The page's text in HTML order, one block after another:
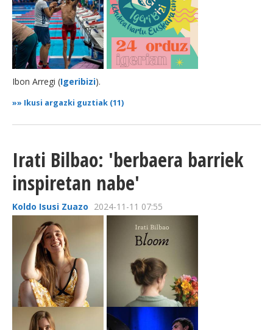
Ibon Arregi (Igeribizi).
»» Ikusi argazki guztiak (11)
Irati Bilbao: 'berbaera barriek
inspiretan nabe'
Koldo Isusi Zuazo 2024-11-11 07:55